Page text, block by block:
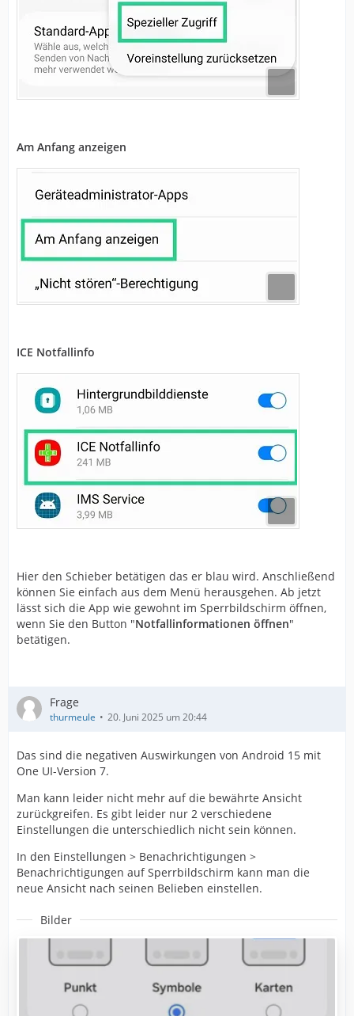
Am Anfang anzeigen
ICE Notfallinfo
Hier den Schieber betätigen das er blau wird. Anschließend
können Sie einfach aus dem Menü herausgehen. Ab jetzt
lässt sich die App wie gewohnt im Sperrbildschirm öffnen,
wenn Sie den Button "Notfallinformationen öffnen"
betätigen.
Frage
thurmeule 20. Juni 2025 um 20:44
Das sind die negativen Auswirkungen von Android 15 mit
One UI-Version 7.
Man kann leider nicht mehr auf die bewährte Ansicht
zurückgreifen. Es gibt leider nur 2 verschiedene
Einstellungen die unterschiedlich nicht sein können.
In den Einstellungen > Benachrichtigungen >
Benachrichtigungen auf Sperrbildschirm kann man die
neue Ansicht nach seinen Belieben einstellen.
Bilder